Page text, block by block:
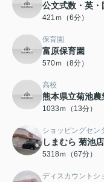
公文式数・英
421ｍ（6分）
保育園
富原保育園
570ｍ（8分）
高校
熊本県立菊池農
1033ｍ（13分）
ショッピングセン
しまむら 菊池店
5318ｍ（67分）
ディスカウントシ